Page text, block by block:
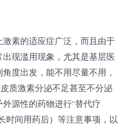
素的适应症广泛，而且由于
现滥用现象，尤其是基层医
度出发，能不用尽量不用，
质激素分泌不足甚至不分泌
源性的药物进行“替代疗
时间用药后）等注意事项，以